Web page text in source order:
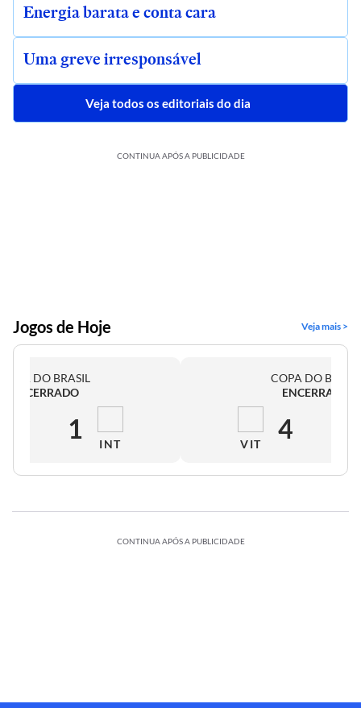
Energia barata e conta cara
Uma greve irresponsável
Veja todos os editoriais do dia
CONTINUA APÓS A PUBLICIDADE
Jogos de Hoje Veja mais >
DO BRASIL
ENCERRADO
1 INT
COPA DO
ENCERRADO
VIT 4
CONTINUA APÓS A PUBLICIDADE